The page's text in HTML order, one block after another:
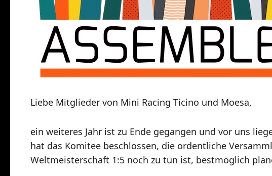
Liebe Mitglieder von Mini Racing Ticino und Moesa,
ein weiteres Jahr ist zu Ende gegangen und vor uns
hat das Komitee beschlossen, die ordentliche
Weltmeisterschaft 1:5 noch zu tun ist, bestmöglich